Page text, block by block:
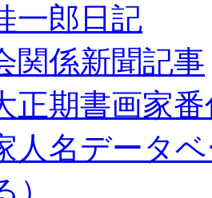
一郎日記
関係新聞記事
正期書画家
人名データ
）